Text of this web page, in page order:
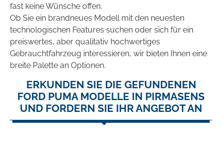
fast keine Wünsche offen.
Ob Sie ein brandneues Modell mit den neuesten
technologischen Features suchen oder sich für ein
preiswertes, aber qualitativ hochwertiges
Gebrauchtfahrzeug interessieren, wir bieten Ihnen eine
breite Palette an Optionen.
ERKUNDEN SIE DIE GEFUNDENEN
FORD PUMA MODELLE IN PIRMASENS
UND FORDERN SIE IHR ANGEBOT AN